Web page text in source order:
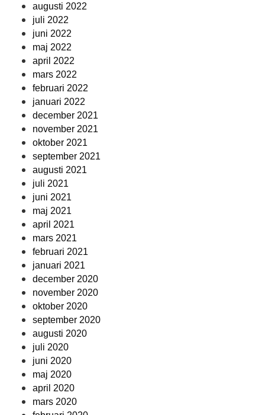
augusti 2022
juli 2022
juni 2022
maj 2022
april 2022
mars 2022
februari 2022
januari 2022
december 2021
november 2021
oktober 2021
september 2021
augusti 2021
juli 2021
juni 2021
maj 2021
april 2021
mars 2021
februari 2021
januari 2021
december 2020
november 2020
oktober 2020
september 2020
augusti 2020
juli 2020
juni 2020
maj 2020
april 2020
mars 2020